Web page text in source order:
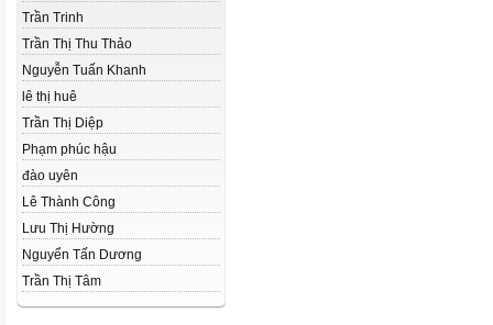
Trần Trinh
Trần Thị Thu Thảo
Nguyễn Tuấn Khanh
lê thị huê
Trần Thị Diệp
Phạm phúc hậu
đào uyên
Lê Thành Công
Lưu Thị Hường
Nguyển Tấn Dương
Trần Thị Tâm